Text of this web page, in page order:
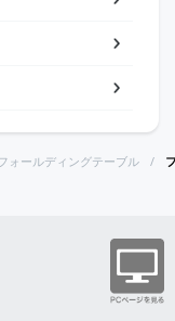
ォールディングテーブル